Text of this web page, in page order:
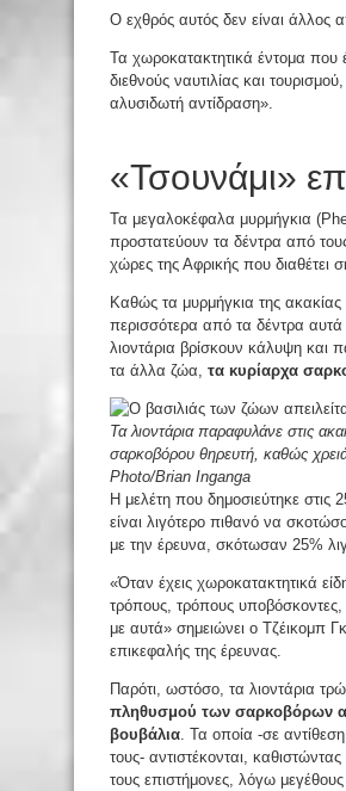
Ο εχθρός αυτός δεν είναι άλλος
Τα χωροκατακτητικά έντομα που
διεθνούς ναυτιλίας και
αλυσιδωτή αντίδραση».
«Τσουνάμι»
Τα μεγαλοκέφαλα μυρμήγκια
προστατεύουν τα δέντρα από
χώρες της Αφρικής που διαθέτει
Καθώς τα μυρμήγκια της
περισσότερα από τα δέντρα
λιοντάρια βρίσκουν κάλυψη και
τα άλλα ζώα, τα κυρίαρχα
Τα λιοντάρια παραφυλάνε στις
σαρκοβόρου θηρευτή, καθώς
Photo/Brian Inganga
Η μελέτη που δημοσιεύτηκε στις
είναι λιγότερο πιθανό να
με την έρευνα, σκότωσαν 25%
«Όταν έχεις χωροκατακτητικά
τρόπους, τρόπους
με αυτά» σημειώνει ο Τζέικομπ
επικεφαλής της έρευνας.
Παρότι, ωστόσο, τα λιοντάρια
πληθυσμού των σαρκοβόρων
βουβάλια. Τα οποία -σε
τους- αντιστέκονται,
τους επιστήμονες, λόγω